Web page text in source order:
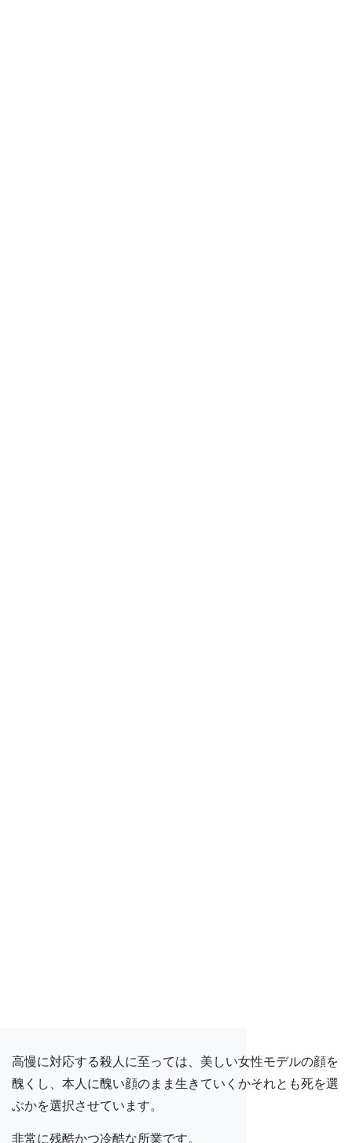
高慢に対応する殺人に至っては、美しい女性モデルの顔を
醜くし、本人に醜い顔のまま生きていくかそれとも死を選
ぶかを選択させています。
非常に残酷かつ冷酷な所業です。